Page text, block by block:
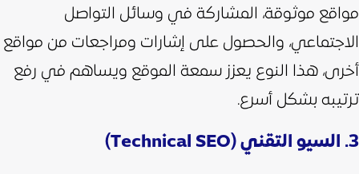
مواقع موثوقة، المشاركة في وسائل التواصل
الاجتماعي، والحصول على إشارات ومراجعات من مواقع
أخرى، هذا النوع يعزز سمعة الموقع ويساهم في رفع
ترتيبه بشكل أسرع.
3. السيو التقني (Technical SEO)